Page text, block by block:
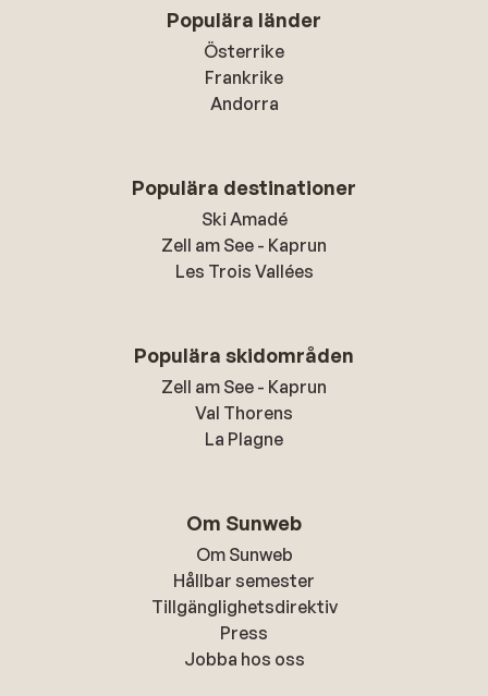
Populära länder
Österrike
Frankrike
Andorra
Populära destinationer
Ski Amadé
Zell am See - Kaprun
Les Trois Vallées
Populära skidområden
Zell am See - Kaprun
Val Thorens
La Plagne
Om Sunweb
Om Sunweb
Hållbar semester
Tillgänglighetsdirektiv
Press
Jobba hos oss